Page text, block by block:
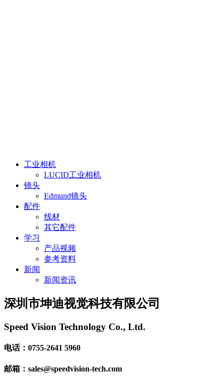
工业相机
LUCID工业相机
镜头
Edmund镜头
配件
线材
其它配件
学习
产品视频
参考资料
新闻
新闻资讯
深圳市坤迪视觉科技有限公司
Speed Vision Technology Co., Ltd.
电话：0755-2641 5960
邮箱：sales@speedvision-tech.com